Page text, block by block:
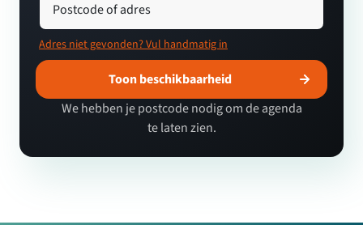
Postcode of adres
Adres niet gevonden? Vul handmatig in
Toon beschikbaarheid
We hebben je postcode nodig om de agenda
te laten zien.